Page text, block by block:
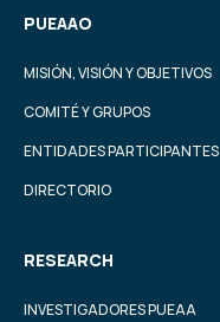
PUEAAO
MISIÓN, VISIÓN Y OBJETIVOS
COMITÉ Y GRUPOS
ENTIDADES PARTICIPANTES
DIRECTORIO
RESEARCH
INVESTIGADORES PUEAA